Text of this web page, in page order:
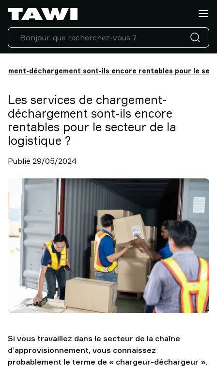
déchargement sont-ils encore rentables pour le
Les services de chargement-
déchargement sont-ils encore
rentables pour le secteur de la
logistique ?
Publié 29/05/2024
Si vous travaillez dans le secteur de la chaîne
d’approvisionnement, vous connaissez
probablement le terme de « chargeur-déchargeur ».
Quelle
charge
manipulez-
vous
?
Industries
Après-
Vente
&
Support
Clients
Actualités
Contactez-
Pourquoi
TAWI